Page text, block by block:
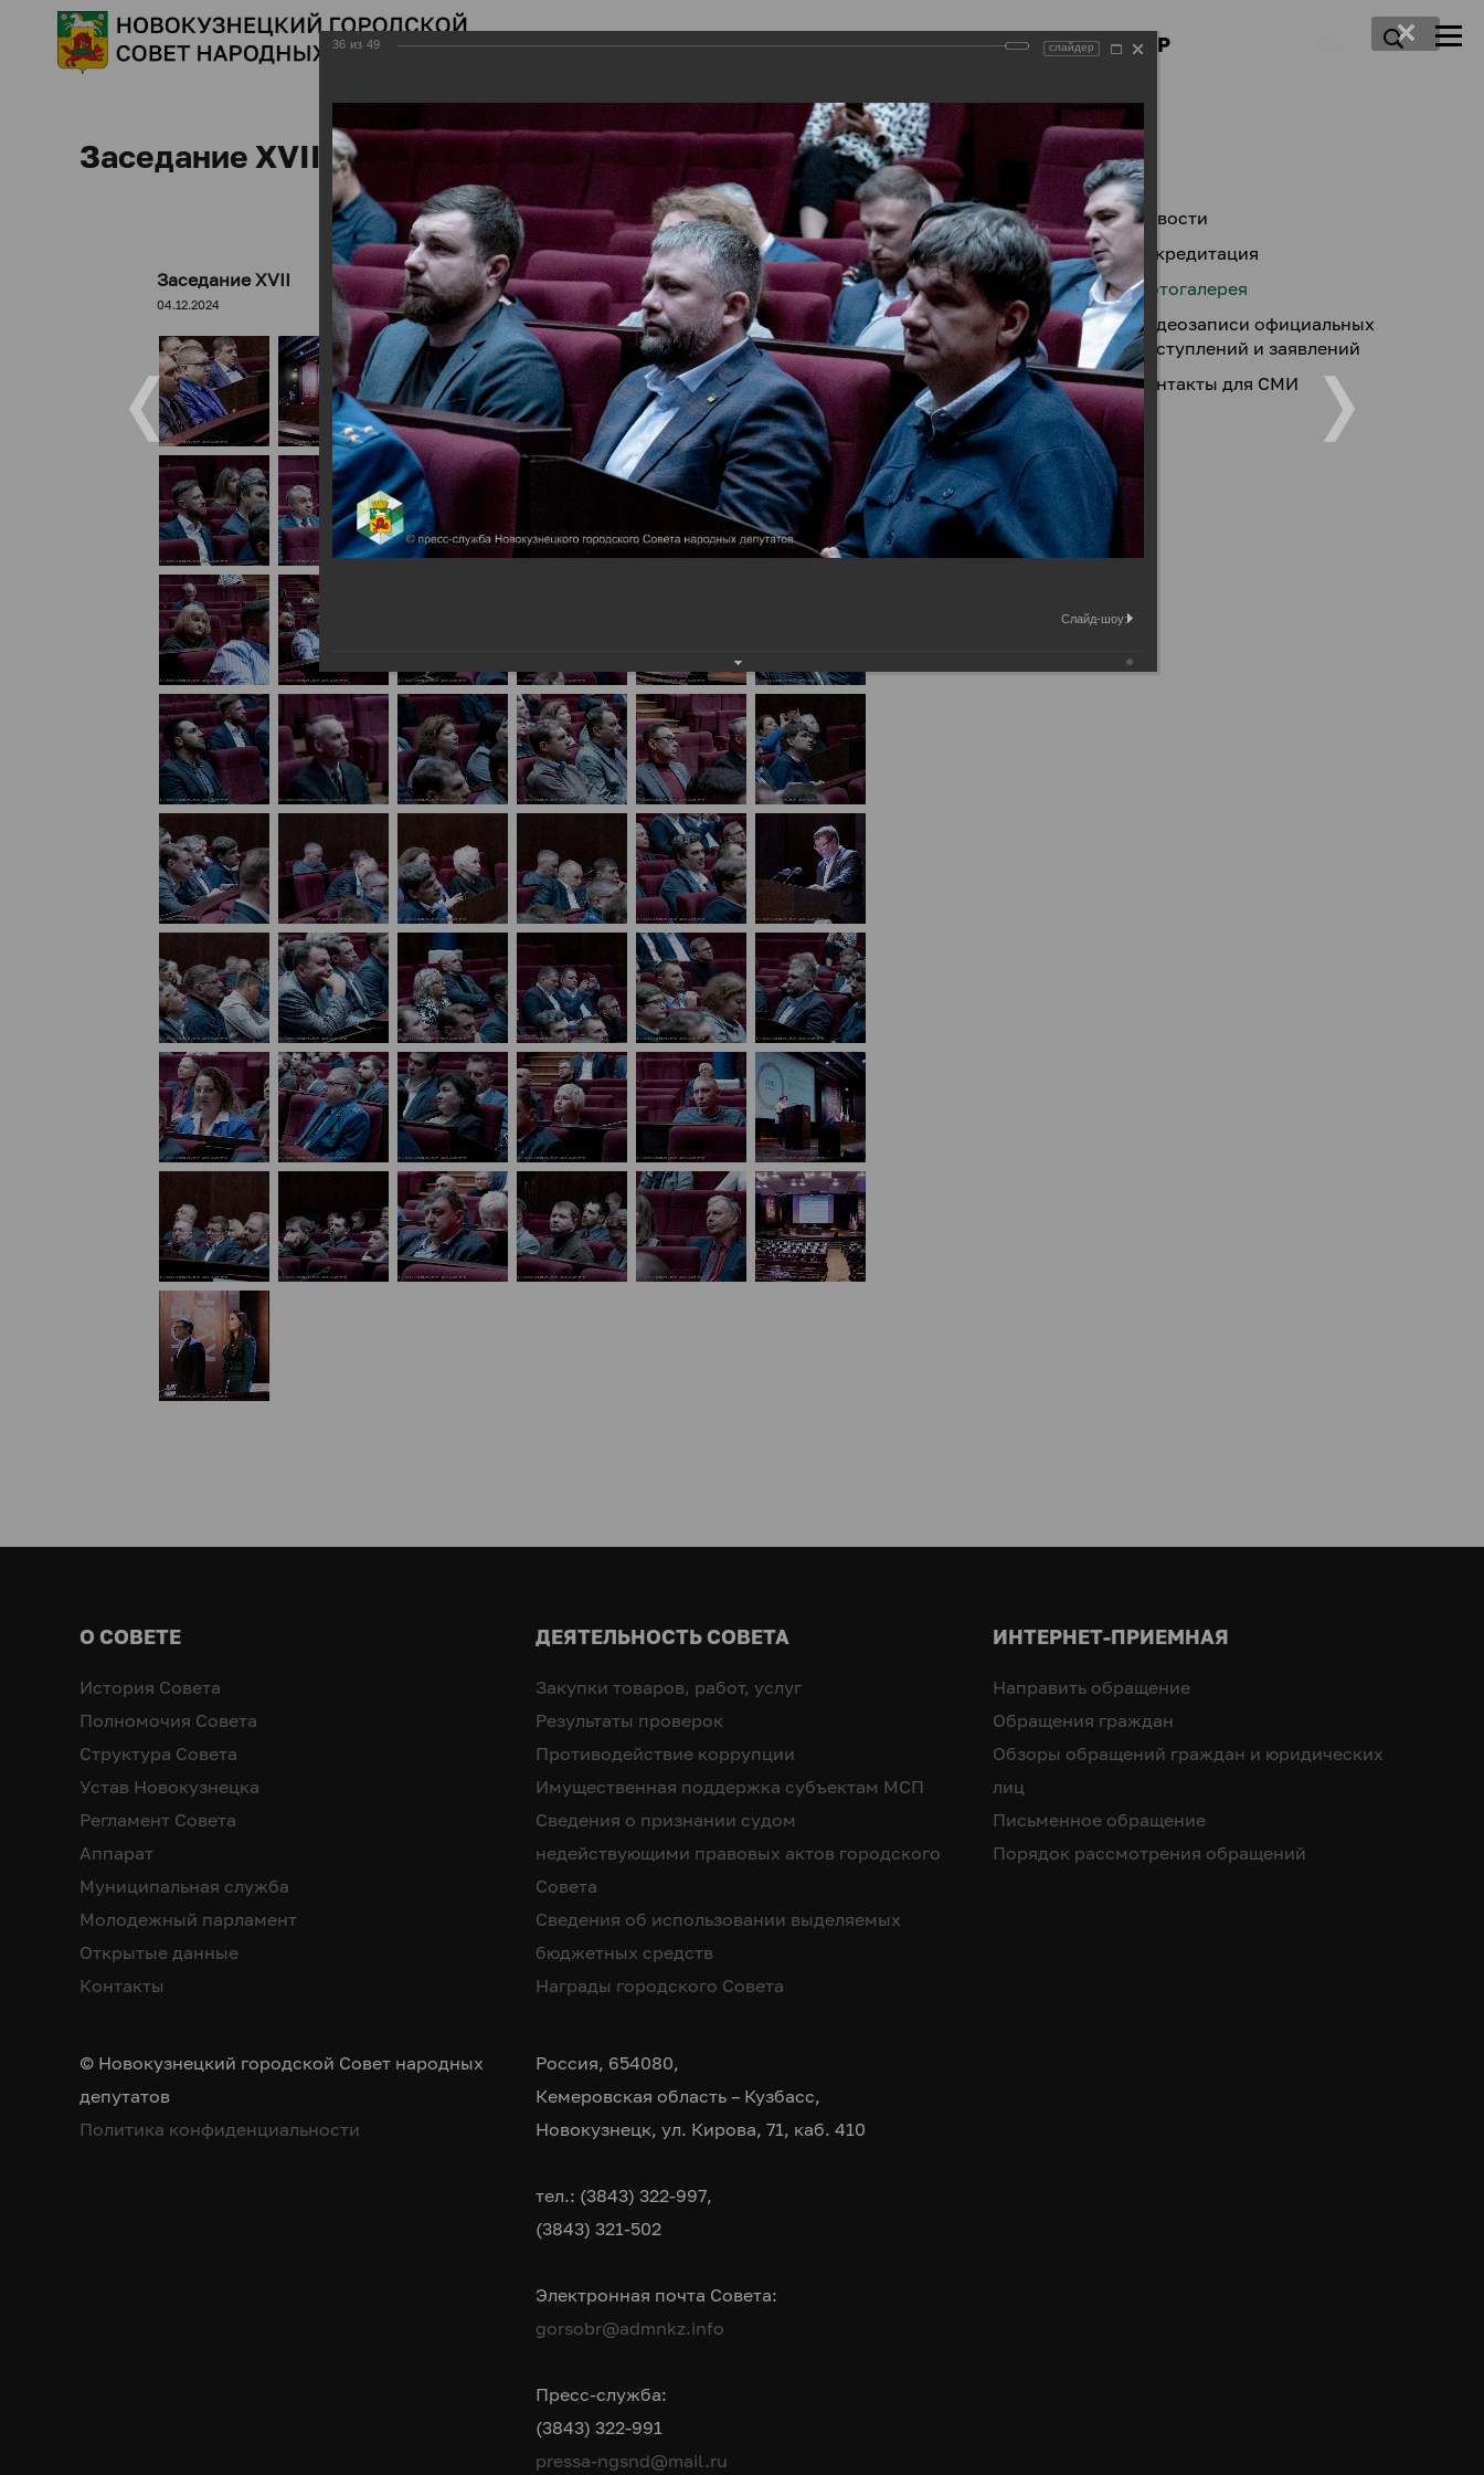
ДЕПУТАТЫ ПРАВОТВОРЧЕСТВО ПРЕСС-ЦЕНТР
Заседание XVII
Заседание XVII
04.12.2024
Новости
Аккредитация
Фотогалерея
Видеозаписи официальных
выступлений и заявлений
Контакты для СМИ
О СОВЕТЕ
История Совета
Полномочия Совета
Структура Совета
Устав Новокузнецка
Регламент Совета
Аппарат
Муниципальная служба
Молодежный парламент
Открытые данные
Контакты
ДЕЯТЕЛЬНОСТЬ СОВЕТА
Закупки товаров, работ, услуг
Результаты проверок
Противодействие коррупции
Имущественная поддержка субъектам МСП
Сведения о признании судом
недействующими правовых актов городского
Совета
Сведения об использовании выделяемых
бюджетных средств
Награды городского Совета
ИНТЕРНЕТ-ПРИЕМНАЯ
Направить обращение
Обращения граждан
Обзоры обращений граждан и юридических
лиц
Письменное обращение
Порядок рассмотрения обращений
© Новокузнецкий городской Совет народных
депутатов
Политика конфиденциальности
Россия, 654080,
Кемеровская область – Кузбасс,
Новокузнецк, ул. Кирова, 71, каб. 410
тел.: (3843) 322-997,
(3843) 321-502
Электронная почта Совета:
gorsobr@admnkz.info
Пресс-служба:
(3843) 322-991
pressa-ngsnd@mail.ru
36 из 49 слайдер
Слайд-шоу: